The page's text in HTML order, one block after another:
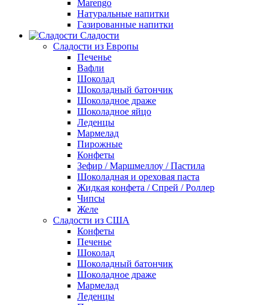
Marengo
Натуральные напитки
Газированные напитки
Сладости
Сладости из Европы
Печенье
Вафли
Шоколад
Шоколадный батончик
Шоколадное драже
Шоколадное яйцо
Леденцы
Мармелад
Пирожные
Конфеты
Зефир / Маршмеллоу / Пастила
Шоколадная и ореховая паста
Жидкая конфета / Спрей / Роллер
Чипсы
Желе
Сладости из США
Конфеты
Печенье
Шоколад
Шоколадный батончик
Шоколадное драже
Мармелад
Леденцы